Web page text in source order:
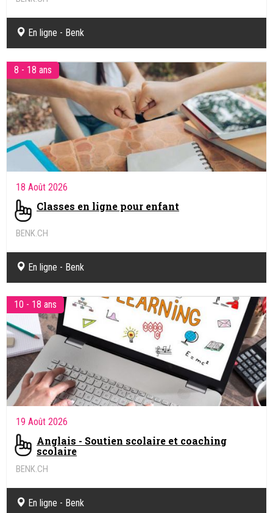
En ligne - Benk
8 - 18 ans
18 Août 2026
Classes en ligne pour enfant
BENK.CH
En ligne - Benk
10 - 18 ans
19 Août 2026
Anglais - Soutien scolaire et coaching
scolaire
BENK.CH
En ligne - Benk